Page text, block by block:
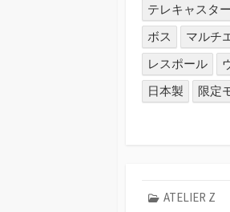
テレキャスター
ボス
マルチ
レスポール
日本製
限定
ATELIER Z